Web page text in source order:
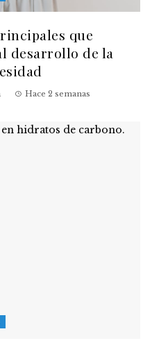
que
desarrollo de la
Hace 2 semanas